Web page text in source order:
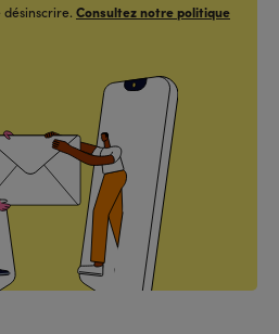
Consultez notre politique